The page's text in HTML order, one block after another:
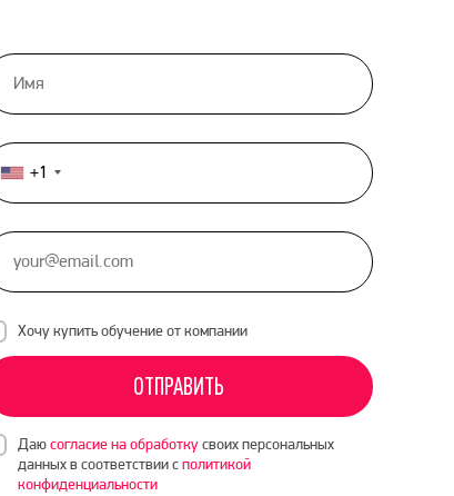
United
States
+1
Хочу купить обучение от компании
ОТПРАВИТЬ
Даюсогласие на обработкусвоих персональных
данных в соответствии сполитикой
конфиденциальности